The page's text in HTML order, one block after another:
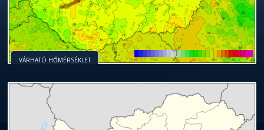
VÁRHATÓ HŐMÉRSÉKLET